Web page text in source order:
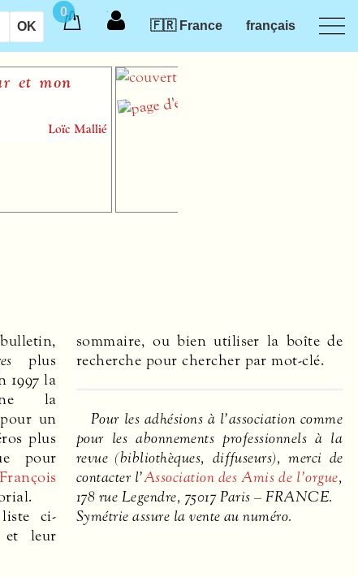
0
🇫🇷 France
français
“Le matin sûrement va
venir”
plus
1997 la
la
un
plus
pour
François
ci-
et leur
sommaire, ou bien utiliser la boîte de
recherche pour chercher par mot-clé.
Pour les adhésions à l’association comme
pour les abonnements professionnels à la
revue (bibliothèques, diffuseurs), merci de
contacter l’Association des Amis de l’orgue,
178 rue Legendre, 75017 Paris –FRANCE.
Symétrie assure la vente au numéro.